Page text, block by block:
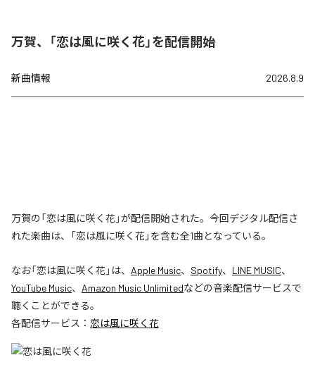
万賀、「恋は風に咲く花」を配信開始
新曲情報 2026.8.9
万賀の「恋は風に咲く花」が配信開始された。今回デジタル配信さ
れた楽曲は、「恋は風に咲く花」を含む全1曲となっている。
なお「恋は風に咲く花」は、 Apple Music、 Spotify、 LINE MUSIC、
YouTube Music、 Amazon Music Unlimitedなどの音楽配信サービスで
聴くことができる。
各配信サービス： 恋は風に咲く花